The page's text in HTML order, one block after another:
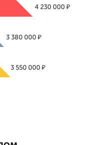
4 230 000 ₽
3 380 000 ₽
3 550 000 ₽